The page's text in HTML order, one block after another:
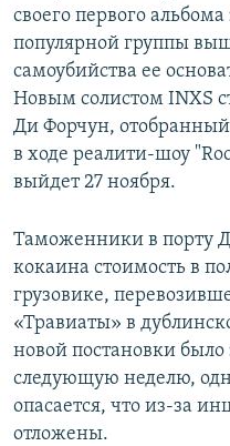
своего первого
популярной группы
самоубийства ее
Новым солистом INXS
Ди Форчун, отобранный
в ходе реалити-шоу
выйдет 27 ноября.
Таможенники в порту
кокаина стоимость в
грузовике,
«Травиаты» в
новой постановки
следующую неделю,
опасается, что из-за
отложены.